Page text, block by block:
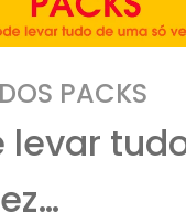
PACKS
levar